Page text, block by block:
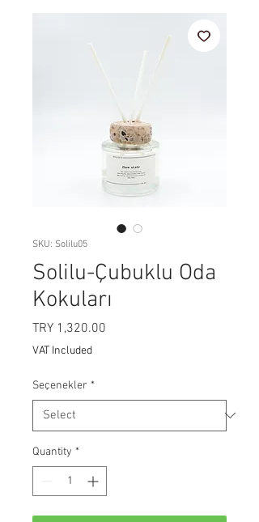
SKU: Solilu05
Solilu-Çubuklu Oda
Kokuları
TRY 1,320.00
VAT Included
Seçenekler *
Quantity *